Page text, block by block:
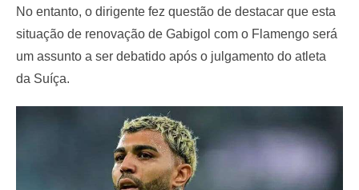
No entanto, o dirigente fez questão de destacar que esta
situação de renovação de Gabigol com o Flamengo será
um assunto a ser debatido após o julgamento do atleta
da Suíça.